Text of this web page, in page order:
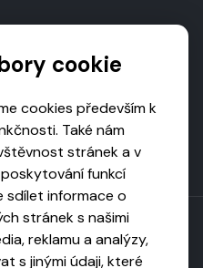
cookie
cookies především k
Také nám
stránek a v
funkcí
sdílet informace o
stránek s našimi
reklamu a analýzy,
s jinými údaji, které